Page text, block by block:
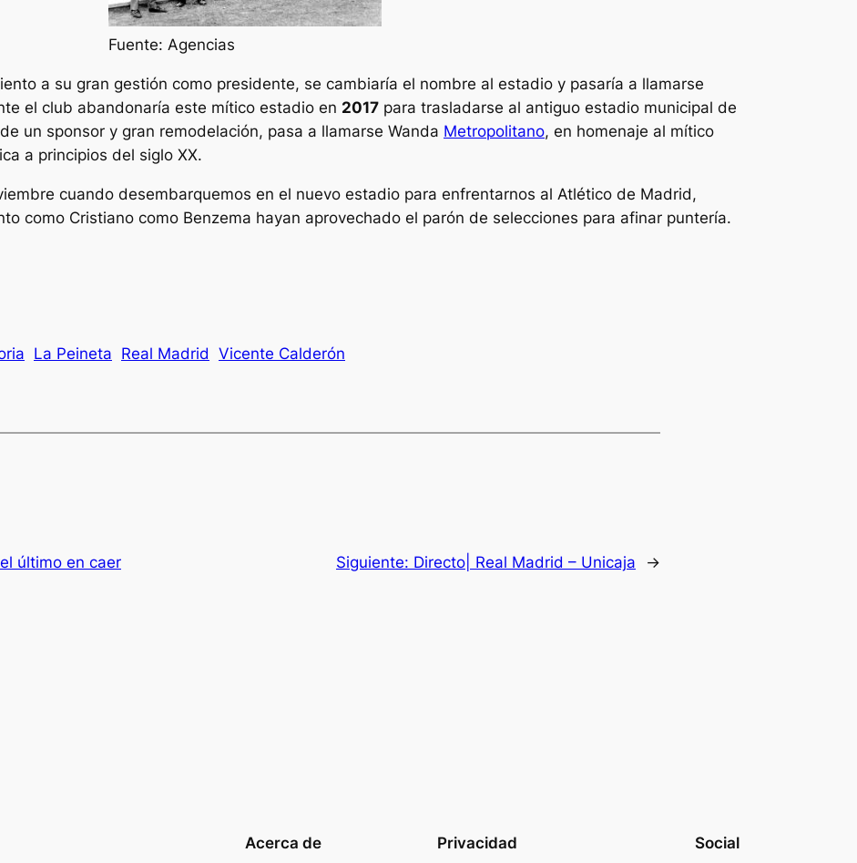
Fuente: Agencias
a su gran gestión como presidente, se cambiaría el nombre al estadio y pasaría a llamarse
el club abandonaría este mítico estadio en 2017 para trasladarse al antiguo estadio municipal de
un sponsor y gran remodelación, pasa a llamarse Wanda Metropolitano, en homenaje al mítico
a principios del siglo XX.
cuando desembarquemos en el nuevo estadio para enfrentarnos al Atlético de Madrid,
como Cristiano como Benzema hayan aprovechado el parón de selecciones para afinar puntería.
La Peineta Real Madrid Vicente Calderón
último en caer Siguiente: Directo| Real Madrid – Unicaja →
Acerca de Privacidad Social